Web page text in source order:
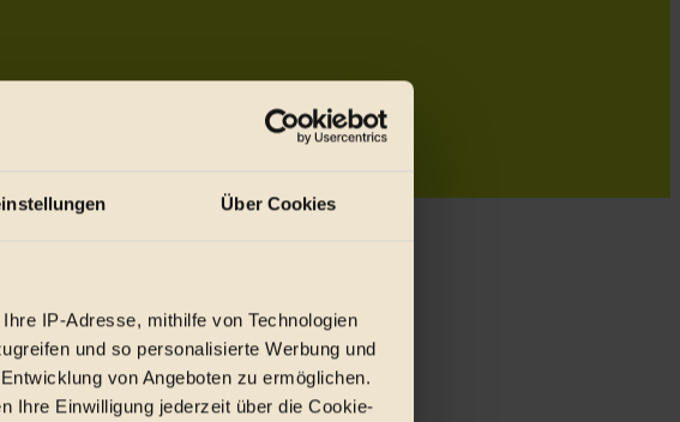
Über Cookies
IP-Adresse, mithilfe von Technologien
und so personalisierte Werbung und
von Angeboten zu ermöglichen.
Ihre Einwilligung jederzeit über die Cookie-